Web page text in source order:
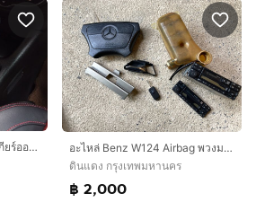
หัวเกียร์ เปอร์โย Peugeot เกียร์ออโต้ เกียร์ธรรมดา รุ่นใหม่ รุ่นเก่า 206 206cc 306 307 307cc 308 406 407 408 CRZ Bipper
อะไหล่ Benz W124 Airbag พวงมาลัย หม้อพักหม้อน้ำ มือเปิดประตูหน้าขวา กรอบกุญแจรีโมท ฝาปิดหูลากกันชนหน้า เป็นอะไหล่ วิทยุติดรถ ปุ่มวิทยุ
ดินแดง กรุงเทพมหานคร
฿ 2,000